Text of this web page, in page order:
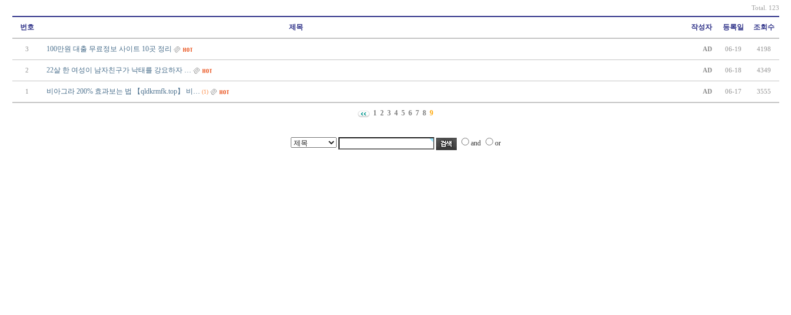
Total. 123
번호 제목 작성자 등록일 조회수
3 100만원 대출 무료정보 사이트 10곳 정리 AD 06-19 4198
2 22살 한 여성이 남자친구가 낙태를 강요하자 … AD 06-18 4349
1 비아그라 200% 효과보는 법 【qldkrmfk.top】 비… (1) AD 06-17 3555
1 2 3 4 5 6 7 8 9
and or